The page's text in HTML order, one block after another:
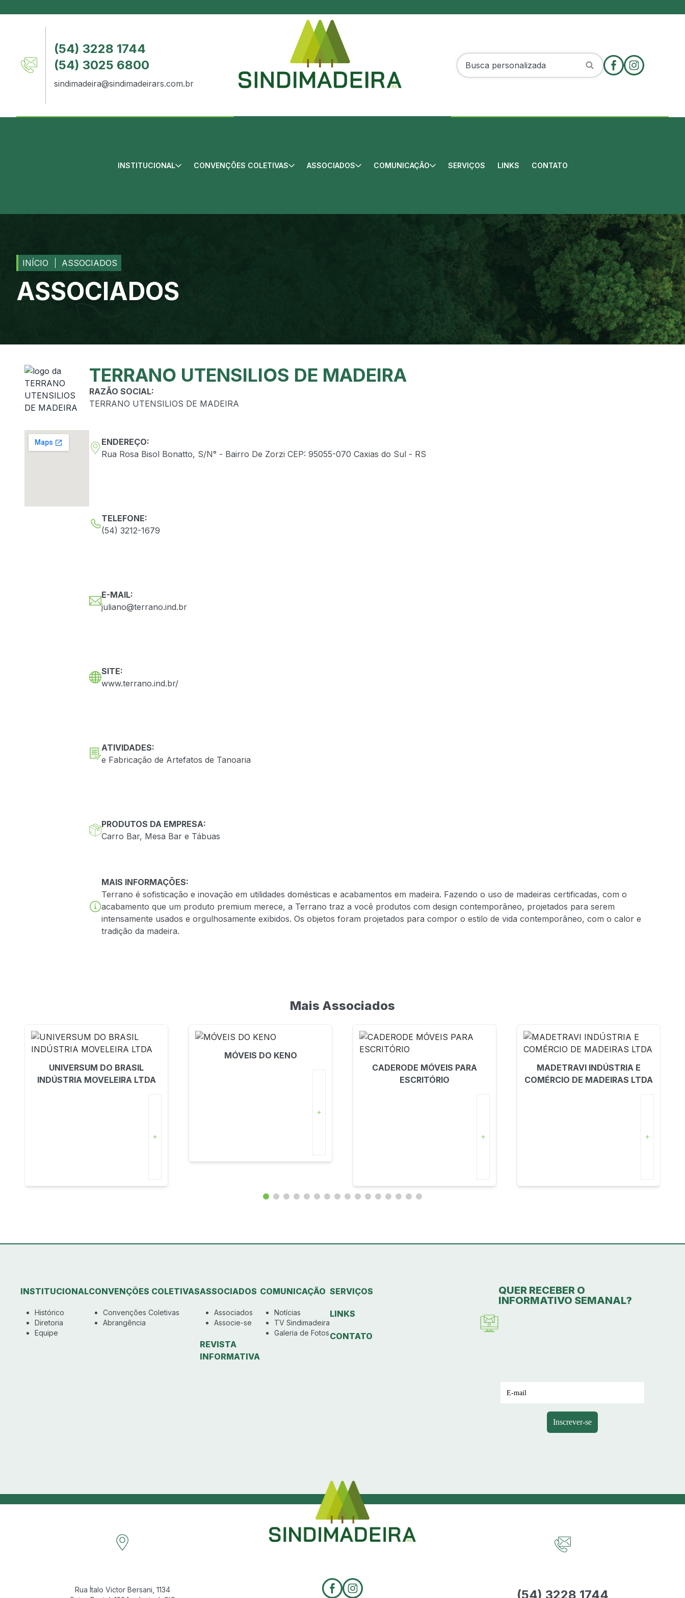
(54) 3228 1744
(54) 3025 6800
sindimadeira@sindimadeirars.com.br
INSTITUCIONAL CONVENÇÕES COLETIVAS ASSOCIADOS COMUNICAÇÃO SERVIÇOS LINKS CONTATO
INÍCIO ASSOCIADOS
ASSOCIADOS
TERRANO UTENSILIOS DE MADEIRA
RAZÃO SOCIAL:
TERRANO UTENSILIOS DE MADEIRA
ENDEREÇO:
Rua Rosa Bisol Bonatto, S/N° - Bairro De Zorzi CEP: 95055-070 Caxias do Sul - RS
TELEFONE:
(54) 3212-1679
E-MAIL:
juliano@terrano.ind.br
SITE:
www.terrano.ind.br/
ATIVIDADES:
e Fabricação de Artefatos de Tanoaria
PRODUTOS DA EMPRESA:
Carro Bar, Mesa Bar e Tábuas
MAIS INFORMAÇÕES:
Terrano é sofisticação e inovação em utilidades domésticas e acabamentos em madeira. Fazendo o uso de madeiras certificadas, com o
acabamento que um produto premium merece, a Terrano traz a você produtos com design contemporâneo, projetados para serem
intensamente usados e orgulhosamente exibidos. Os objetos foram projetados para compor o estilo de vida contemporâneo, com o calor e
tradição da madeira.
Mais Associados
UNIVERSUM DO BRASIL
INDÚSTRIA MOVELEIRA LTDA
MÓVEIS DO KENO
CADERODE MÓVEIS PARA
ESCRITÓRIO
MADETRAVI INDÚSTRIA E
COMÉRCIO DE MADEIRAS LTDA
INSTITUCIONAL
Histórico
Diretoria
Equipe
CONVENÇÕES COLETIVAS
Convenções Coletivas
Abrangência
ASSOCIADOS
Associados
Associe-se
REVISTA
INFORMATIVA
COMUNICAÇÃO
Notícias
TV Sindimadeira
Galeria de Fotos
SERVIÇOS
LINKS
CONTATO
QUER RECEBER O
INFORMATIVO SEMANAL?
Rua Ítalo Victor Bersani, 1134
(54) 3228 1744